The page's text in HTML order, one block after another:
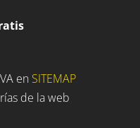
en SITEMAP
de la web